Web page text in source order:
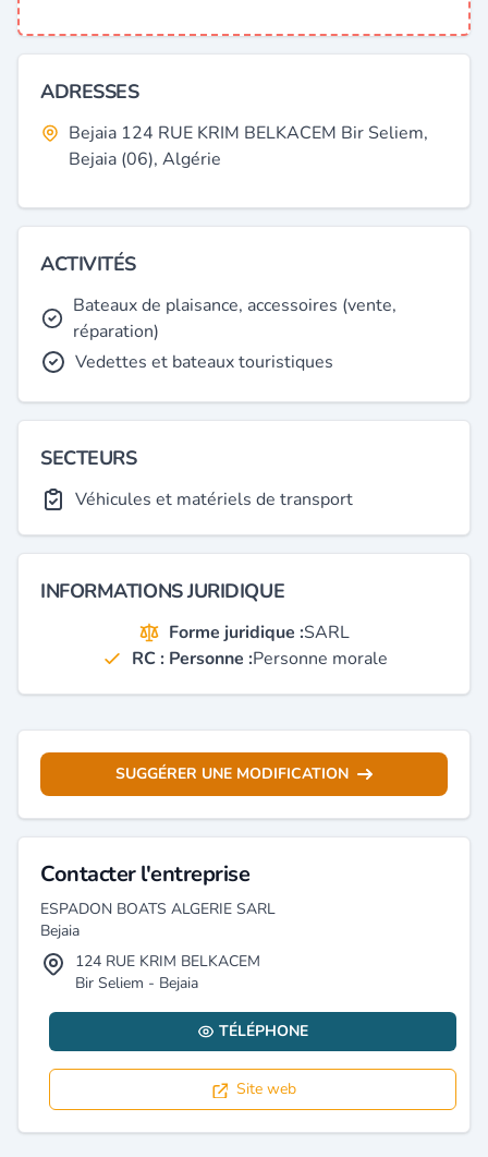
ADRESSES
Bejaia 124 RUE KRIM BELKACEM Bir Seliem,
Bejaia (06), Algérie
ACTIVITÉS
Bateaux de plaisance, accessoires (vente,
réparation)
Vedettes et bateaux touristiques
SECTEURS
Véhicules et matériels de transport
INFORMATIONS JURIDIQUE
Forme juridique :SARL
RC : Personne :Personne morale
SUGGÉRER UNE MODIFICATION
Contacter l'entreprise
ESPADON BOATS ALGERIE SARL
Bejaia
124 RUE KRIM BELKACEM
Bir Seliem - Bejaia
TÉLÉPHONE
Site web